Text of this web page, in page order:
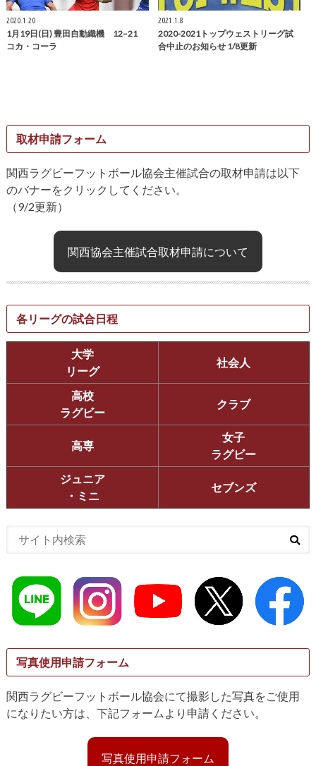
2020.1.20
1月19日(日) 豊田自動織機 12–21
コカ・コーラ
2021.1.8
2020-2021トップウェストリーグ試
合中止のお知らせ 1/8更新
取材申請フォーム
関西ラグビーフットボール協会主催試合の取材申請は以下
のバナーをクリックしてください。
（9/2更新）
関西協会主催試合取材申請について
各リーグの試合日程
大学
リーグ
社会人
高校
ラグビー
クラブ
高専
女子
ラグビー
ジュニア
・ミニ
セブンズ
写真使用申請フォーム
関西ラグビーフットボール協会にて撮影した写真をご使用
になりたい方は、下記フォームより申請ください。
写真使用申請フォーム